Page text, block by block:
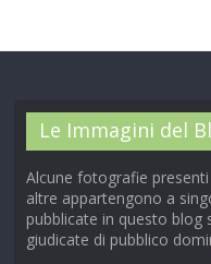
Le Immagini del
Alcune fotografie
altre appartengono a
pubblicate in questo
giudicate di pubblico